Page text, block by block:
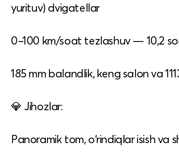
yurituv) dvigatellar
0–100 km/soat tezlashuv — 10,2
185 mm balandlik, keng salon va
💎 Jihozlar:
Panoramik tom, o‘rindiqlar isish va